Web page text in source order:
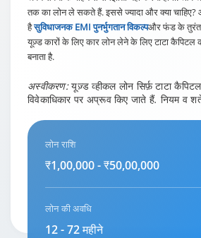
तक का लोन ले सकते हैं. इससे ज्यादा और क्या चाहिए?
हैसुविधाजनक EMI पुनर्भुगतान विकल्पऔर फंड के तुरंत
यूज़्ड कारों के लिए कार लोन लेने के लिए टाटा कैपिटल
बनाता है.
अस्वीकरण:यूज़्ड व्हीकल लोन सिर्फ़ टाटा
विवेकाधिकार पर अप्रूव किए जाते हैं. नियम व
लोन राशि
₹1,00,000 - ₹50,00,000
लोन की अवधि
12 - 72 महीने